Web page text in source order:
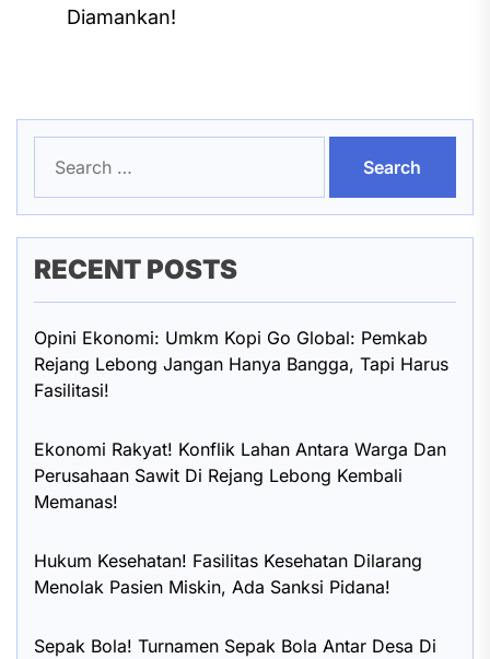
Diamankan!
for:
RECENT POSTS
Opini Ekonomi: Umkm Kopi Go Global: Pemkab
Rejang Lebong Jangan Hanya Bangga, Tapi Harus
Fasilitasi!
Ekonomi Rakyat! Konflik Lahan Antara Warga Dan
Perusahaan Sawit Di Rejang Lebong Kembali
Memanas!
Hukum Kesehatan! Fasilitas Kesehatan Dilarang
Menolak Pasien Miskin, Ada Sanksi Pidana!
Sepak Bola! Turnamen Sepak Bola Antar Desa Di